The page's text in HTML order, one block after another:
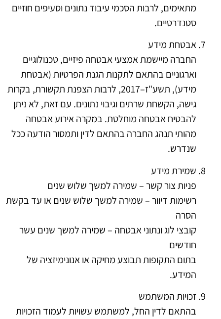
מתאימים, לרבות הסכמי עיבוד נתונים וסעיפים חוזיים
סטנדרטיים.
אבטחת מידע
החברה מיישמת אמצעי אבטחה פיזיים, טכנולוגיים
וארגוניים בהתאם לתקנות הגנת הפרטיות (אבטחת
מידע), תשע"ז–2017, לרבות הצפנת תקשורת, בקרות
גישה, הקשחת שרתים וגיבוי נתונים. עם זאת, לא ניתן
להבטיח אבטחה מוחלטת. במקרה אירוע אבטחה
מהותי תנהג החברה בהתאם לדין ותמסור הודעה ככל
שנדרש.
שמירת מידע
פניות צור קשר – שמירה למשך שלוש שנים
רשימות דיוור – שמירה למשך שלוש שנים או עד בקשת
הסרה
קובצי לוג ונתוני אבטחה – שמירה למשך שנים עשר
חודשים
בתום התקופות תבוצע מחיקה או אנונימיזציה של
המידע.
זכויות המשתמש
בהתאם לדין החל, למשתמש עשויות לעמוד הזכויות